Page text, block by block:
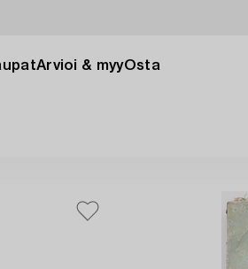
Arvioi & myyOsta